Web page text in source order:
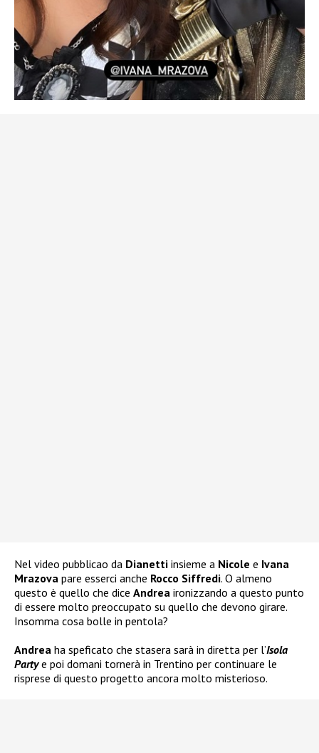
Nel video pubblicao da Dianetti insieme a Nicole e Ivana
Mrazova pare esserci anche Rocco Siffredi. O almeno
questo è quello che dice Andrea ironizzando a questo punto
di essere molto preoccupato su quello che devono girare.
Insomma cosa bolle in pentola?
Andrea ha speficato che stasera sarà in diretta per l’Isola
Partye poi domani tornerà in Trentino per continuare le
risprese di questo progetto ancora molto misterioso.